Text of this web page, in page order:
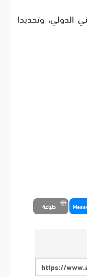
الدولي، وتحديدا
طباعة